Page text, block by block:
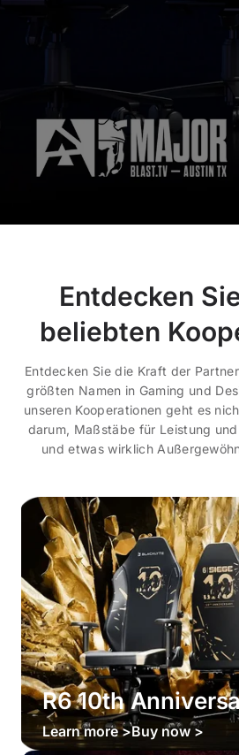
Entdecken
beliebten
Entdecken Sie die Kraft der
größten Namen in Gaming und
unseren Kooperationen geht es
darum, Maßstäbe für Leistung
und etwas wirklich
R6 10th
Learn more >Buy now >